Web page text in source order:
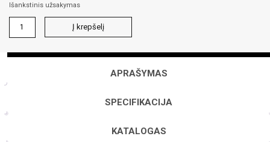
Išankstinis užsakymas
kiekis:
trivietė
Į krepšelį
APRAŠYMAS
SPECIFIKACIJA
KATALOGAS